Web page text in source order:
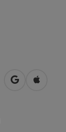
in Google
in